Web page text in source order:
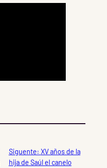
Siguente: XV años de la
hija de Saúl el canelo